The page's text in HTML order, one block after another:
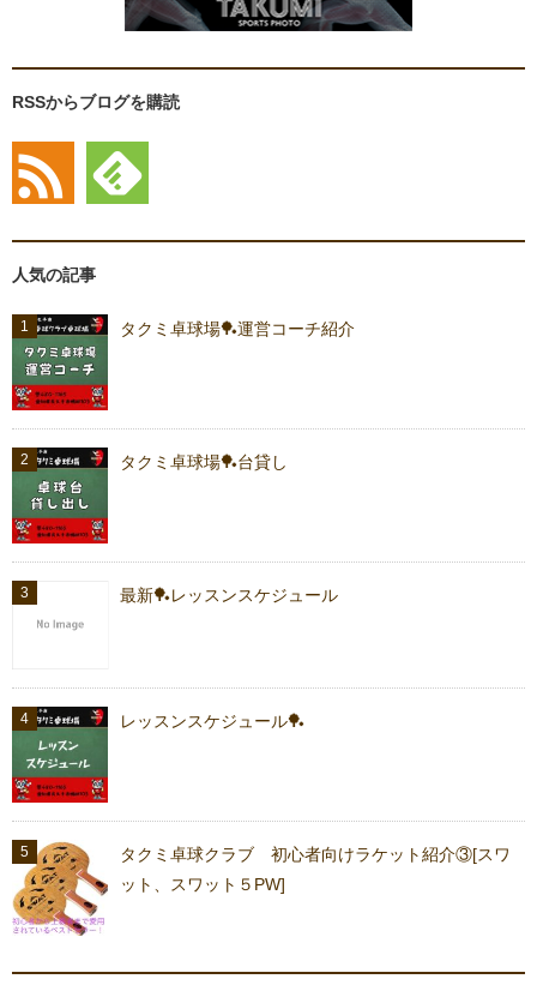
RSSからブログを購読
人気の記事
タクミ卓球場🏓運営コーチ紹介
タクミ卓球場🏓台貸し
最新🏓レッスンスケジュール
レッスンスケジュール🏓
タクミ卓球クラブ 初心者向けラケット紹介③[スワ
ット、スワット５PW]